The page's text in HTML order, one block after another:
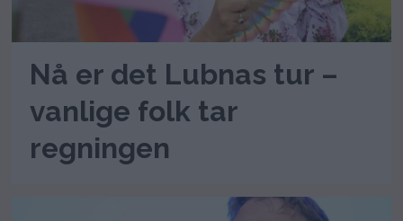
Nå er det Lubnas tur –
vanlige folk tar
regningen